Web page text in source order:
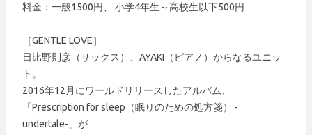
料金：一般1500円、 小学4年生～高校生以下500円
［GENTLE LOVE］
日比野則彦（サックス）、AYAKI（ピアノ）からなるユニッ
ト。
2016年12月にワールドリリースしたアルバム、
「Prescription for sleep（眠りのための処方箋） -
undertale-」が